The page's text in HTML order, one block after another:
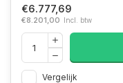
€6.777,69
€8.201,00 Incl. btw
Vergelijk